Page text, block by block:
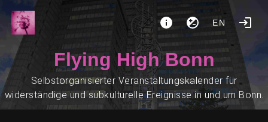
EN
Flying High Bonn
Selbstorganisierter Veranstaltungskalender für
widerständige und subkulturelle Ereignisse in und um Bonn.